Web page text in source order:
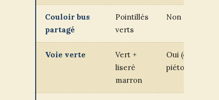
Couloir bus
partagé
Pointillés
verts
Non
Voie verte
Vert +
liseré
marron
Oui (espace
piéton/vélo)